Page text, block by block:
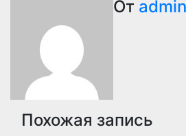
записям
От admin
Похожая запись